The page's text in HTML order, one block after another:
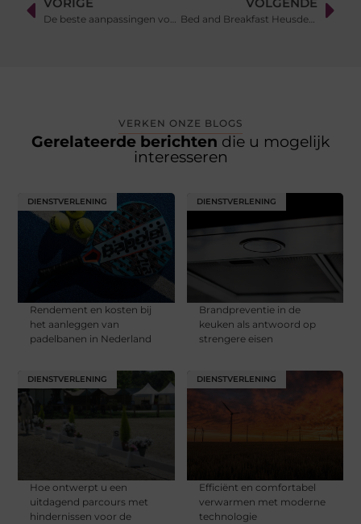
De beste aanpassingen voor je vrachtwagen Bed and Breakfast Heusden: Een Unieke Ervaring
VERKEN ONZE BLOGS
Gerelateerde berichten die u mogelijk
interesseren
DIENSTVERLENING
Rendement en kosten bij
het aanleggen van
padelbanen in Nederland
DIENSTVERLENING
Brandpreventie in de
keuken als antwoord op
strengere eisen
DIENSTVERLENING
Hoe ontwerpt u een
uitdagend parcours met
hindernissen voor de
DIENSTVERLENING
Efficiënt en comfortabel
verwarmen met moderne
technologie